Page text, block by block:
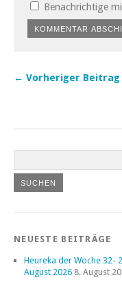
Benachrichtige
← Vorheriger Beitrag
NEUESTE BEITRÄGE
Heureka der Woche 32-
August 2026 8. August